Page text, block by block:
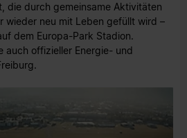
die durch gemeinsame Aktivitäten
wieder neu mit Leben gefüllt wird –
dem Europa-Park Stadion.
auch offizieller Energie- und